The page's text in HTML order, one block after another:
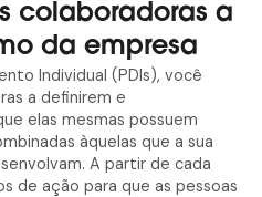
colaboradoras a
da empresa
Individual (PDIs), você
a definirem e
elas mesmas possuem
àquelas que a sua
A partir de cada
de ação para que as pessoas